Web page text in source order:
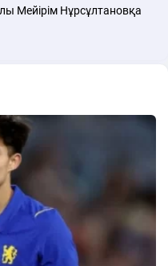
Мейірім Нұрсұлтановқа